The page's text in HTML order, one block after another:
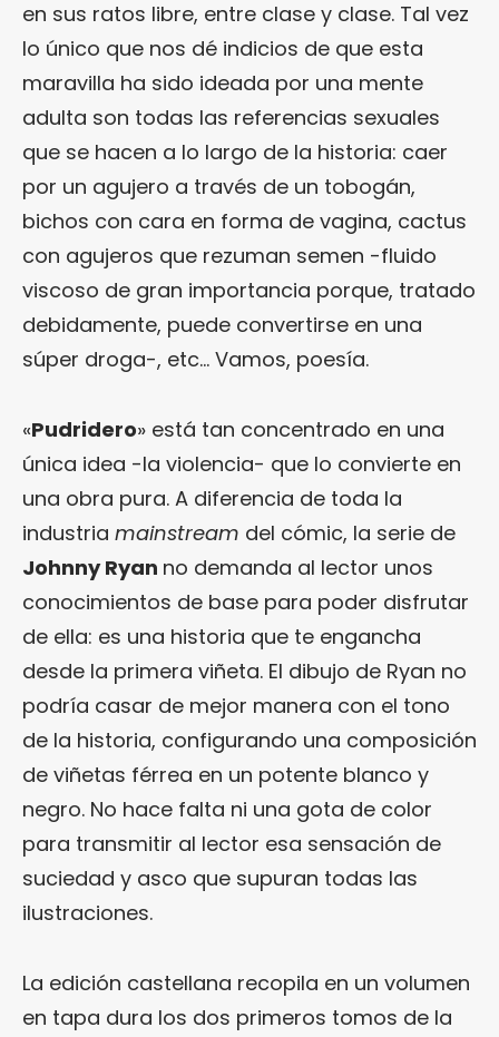
en sus ratos libre, entre clase y clase. Tal vez
lo único que nos dé indicios de que esta
maravilla ha sido ideada por una mente
adulta son todas las referencias sexuales
que se hacen a lo largo de la historia: caer
por un agujero a través de un tobogán,
bichos con cara en forma de vagina, cactus
con agujeros que rezuman semen -fluido
viscoso de gran importancia porque, tratado
debidamente, puede convertirse en una
súper droga-, etc… Vamos, poesía.
«Pudridero» está tan concentrado en una
única idea -la violencia- que lo convierte en
una obra pura. A diferencia de toda la
industria mainstream del cómic, la serie de
Johnny Ryan no demanda al lector unos
conocimientos de base para poder disfrutar
de ella: es una historia que te engancha
desde la primera viñeta. El dibujo de Ryan no
podría casar de mejor manera con el tono
de la historia, configurando una composición
de viñetas férrea en un potente blanco y
negro. No hace falta ni una gota de color
para transmitir al lector esa sensación de
suciedad y asco que supuran todas las
ilustraciones.
La edición castellana recopila en un volumen
en tapa dura los dos primeros tomos de la